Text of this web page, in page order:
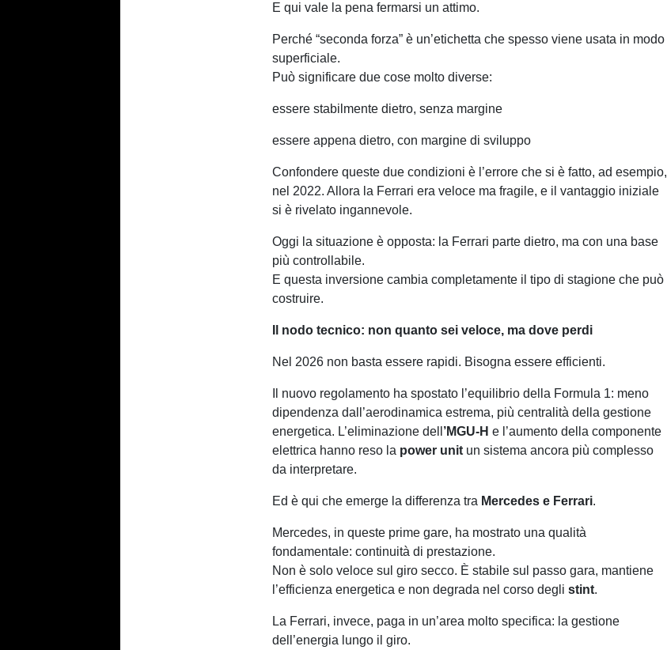
E qui vale la pena fermarsi un attimo.
Perché “seconda forza” è un’etichetta che spesso viene usata in modo
superficiale.
Può significare due cose molto diverse:
essere stabilmente dietro, senza margine
essere appena dietro, con margine di sviluppo
Confondere queste due condizioni è l’errore che si è fatto, ad esempio,
nel 2022. Allora la Ferrari era veloce ma fragile, e il vantaggio iniziale
si è rivelato ingannevole.
Oggi la situazione è opposta: la Ferrari parte dietro, ma con una base
più controllabile.
E questa inversione cambia completamente il tipo di stagione che può
costruire.
Il nodo tecnico: non quanto sei veloce, ma dove perdi
Nel 2026 non basta essere rapidi. Bisogna essere efficienti.
Il nuovo regolamento ha spostato l’equilibrio della Formula 1: meno
dipendenza dall’aerodinamica estrema, più centralità della gestione
energetica. L’eliminazione dell ’MGU-H e l’aumento della componente
elettrica hanno reso la power unit un sistema ancora più complesso
da interpretare.
Ed è qui che emerge la differenza tra Mercedes e Ferrari.
Mercedes, in queste prime gare, ha mostrato una qualità
fondamentale: continuità di prestazione.
Non è solo veloce sul giro secco. È stabile sul passo gara, mantiene
l’efficienza energetica e non degrada nel corso degli stint.
La Ferrari, invece, paga in un’area molto specifica: la gestione
dell’energia lungo il giro.